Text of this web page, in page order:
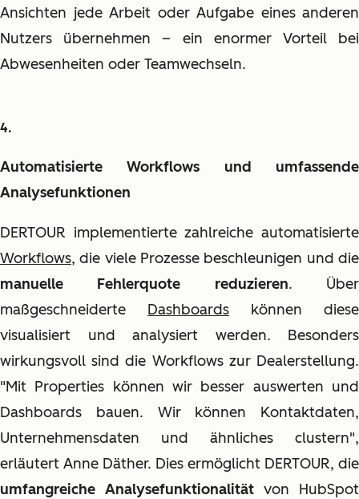
Ansichten jede Arbeit oder Aufgabe eines anderen
Nutzers übernehmen – ein enormer Vorteil bei
Abwesenheiten oder Teamwechseln.
Automatisierte Workflows und umfassende
Analysefunktionen
DERTOUR implementierte zahlreiche automatisierte
Workflows, die viele Prozesse beschleunigen und die
manuelle Fehlerquote reduzieren. Über
maßgeschneiderte Dashboards können diese
visualisiert und analysiert werden. Besonders
wirkungsvoll sind die Workflows zur Dealerstellung.
"Mit Properties können wir besser auswerten und
Dashboards bauen. Wir können Kontaktdaten,
Unternehmensdaten und ähnliches clustern",
erläutert Anne Däther. Dies ermöglicht DERTOUR, die
umfangreiche Analysefunktionalität von HubSpot